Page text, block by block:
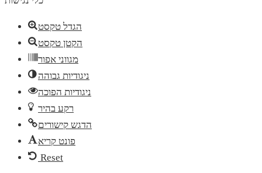
הגדל טקסט
הקטן טקסט
מגווני אפור
ניגודיות גבוהה
ניגודיות הפוכה
רקע בהיר
הדגש קישורים
פונט קריא
Reset